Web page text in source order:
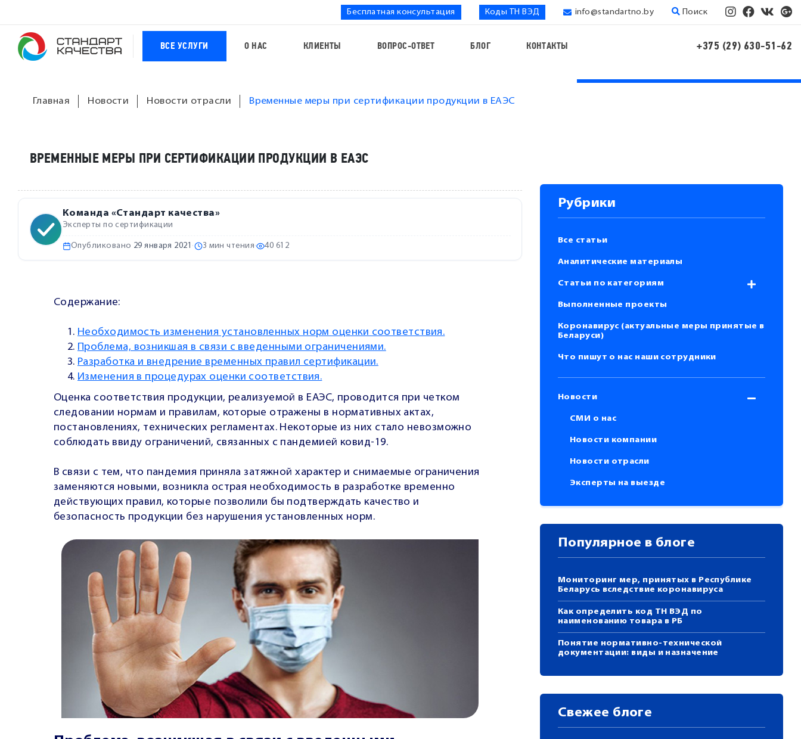
Бесплатная консультация Коды ТН ВЭД info@standartno.by Поиск
ВСЕ УСЛУГИ О НАС КЛИЕНТЫ ВОПРОС-ОТВЕТ БЛОГ КОНТАКТЫ +375 (29) 630-51-62
Главная Новости Новости отрасли Временные меры при сертификации продукции в ЕАЭС
ВРЕМЕННЫЕ МЕРЫ ПРИ СЕРТИФИКАЦИИ ПРОДУКЦИИ В ЕАЭС
Команда «Стандарт качества»
Эксперты по сертификации
Опубликовано 29 января 2021 · 3 мин чтения· 40 612
Содержание:
Необходимость изменения установленных норм оценки соответствия.
Проблема, возникшая в связи с введенными ограничениями.
Разработка и внедрение временных правил сертификации.
Изменения в процедурах оценки соответствия.
Оценка соответствия продукции, реализуемой в ЕАЭС, проводится при четком
следовании нормам и правилам, которые отражены в нормативных актах,
постановлениях, технических регламентах. Некоторые из них стало невозможно
соблюдать ввиду ограничений, связанных с пандемией ковид-19.
В связи с тем, что пандемия приняла затяжной характер и снимаемые ограничения
заменяются новыми, возникла острая необходимость в разработке временно
действующих правил, которые позволили бы подтверждать качество и
безопасность продукции без нарушения установленных норм.
Рубрики
Все статьи
Аналитические материалы
Статьи по категориям
Выполненные проекты
Коронавирус (актуальные меры принятые в
Беларуси)
Что пишут о нас наши сотрудники
Новости
СМИ о нас
Новости компании
Новости отрасли
Эксперты на выезде
Популярное в блоге
Мониторинг мер, принятых в Республике
Беларусь вследствие коронавируса
Как определить код ТН ВЭД по
наименованию товара в РБ
Понятие нормативно-технической
документации: виды и назначение
Свежее блоге